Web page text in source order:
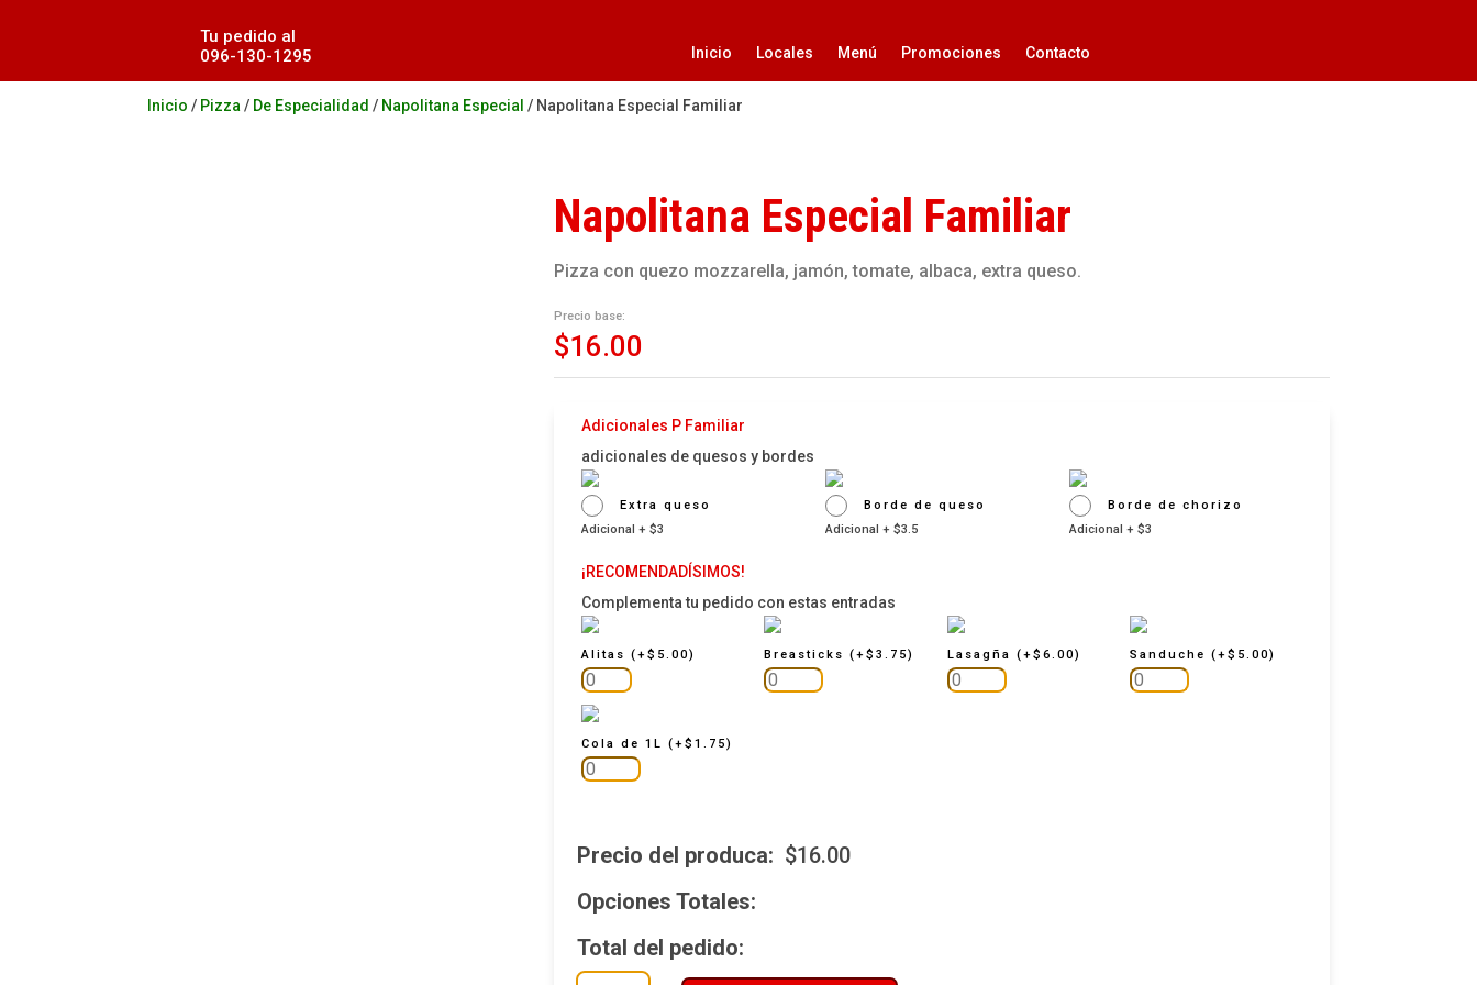
Tu pedido al
096-130-1295
Inicio Locales Menú Promociones Contacto
Inicio / Pizza / De Especialidad / Napolitana Especial / Napolitana Especial Familiar
Napolitana Especial Familiar
Pizza con quezo mozzarella, jamón, tomate, albaca, extra queso.
Precio base:
$16.00
Adicionales P Familiar
adicionales de quesos y bordes
Extra queso
Adicional + $3
Borde de queso
Adicional + $3.5
Borde de chorizo
Adicional + $3
¡RECOMENDADÍSIMOS!
Complementa tu pedido con estas entradas
Alitas (+$ 5.00) Breasticks(+$3.75) Lasagña (+$ 6.00) Sanduche(+$ 5.00)
Cola de 1L (+$ 1.75)
Precio del produca: $16.00
Opciones Totales:
Total del pedido: